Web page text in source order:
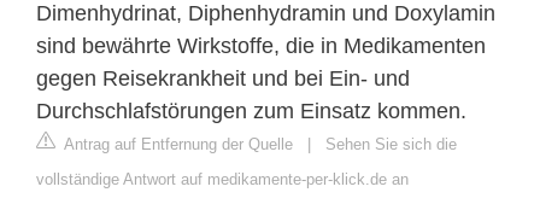
Dimenhydrinat, Diphenhydramin und Doxylamin
sind bewährte Wirkstoffe, die in Medikamenten
gegen Reisekrankheit und bei Ein- und
Durchschlafstörungen zum Einsatz kommen.
Antrag auf Entfernung der Quelle | Sehen Sie sich die
vollständige Antwort auf medikamente-per-klick.de an